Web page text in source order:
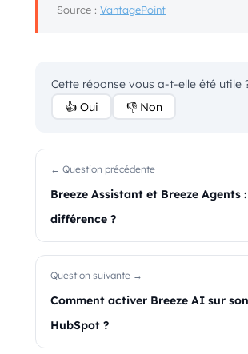
Source : VantagePoint
Cette réponse vous a-t-elle été utile
👍 Oui
👎 Non
← Question précédente
Breeze Assistant et Breeze Agents
différence ?
Question suivante →
Comment activer Breeze AI sur
HubSpot ?